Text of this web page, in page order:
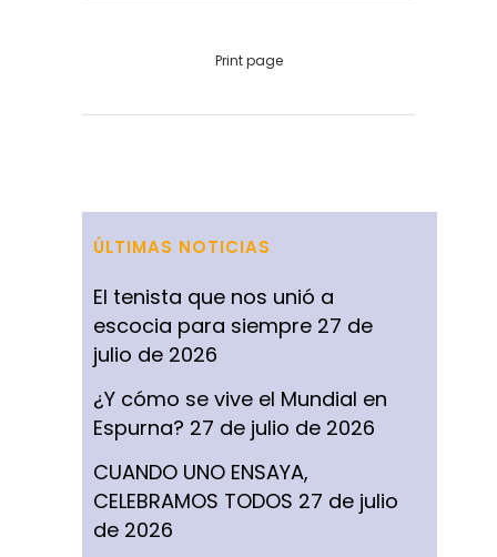
Print page
ÚLTIMAS NOTICIAS
El tenista que nos unió a
escocia para siempre 27 de
julio de 2026
¿Y cómo se vive el Mundial en
Espurna? 27 de julio de 2026
CUANDO UNO ENSAYA,
CELEBRAMOS TODOS 27 de julio
de 2026